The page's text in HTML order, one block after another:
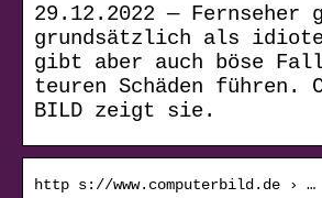
29.12.2022 — Fernseher
grundsätzlich als
gibt aber auch böse
teuren Schäden führen.
BILD zeigt sie.
http s://www.computerbild.de › …